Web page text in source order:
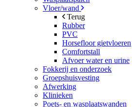
Vloer/wand
Terug
Rubber
PVC
Horsefloor gietvloeren
Comfortstall
Afvoer water en urine
Fokkerij en onderzoek
Groepshuisvesting
Afwerking
Klinieken
Poets- en wasplaatswanden